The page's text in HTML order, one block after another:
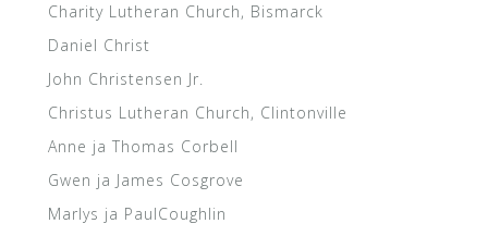
Charity Lutheran Church, Bismarck
Daniel Christ
John Christensen Jr.
Christus Lutheran Church, Clintonville
Anne ja Thomas Corbell
Gwen ja James Cosgrove
Marlys ja PaulCoughlin